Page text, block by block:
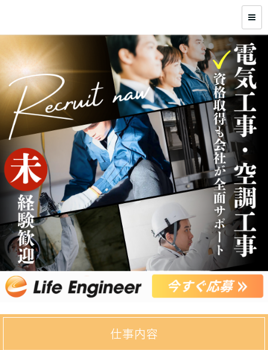
仕事内容